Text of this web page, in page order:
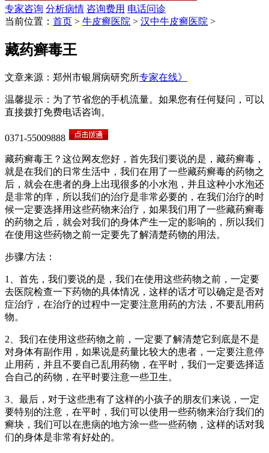
专家咨询 分析病情 咨询费用 电话问诊
当前位置： 首页 > 牛皮癣医院 > 汉中牛皮癣医院 >
藏药癣毒王
文章来源：郑州市银屑病研究所专家在线》
温馨提示：为了节省您的手机流量。如果您有任何疑问，可以
直接拨打免费电话咨询。
0371-55009888
藏药癣毒王？这位网友您好，首先我们要说的是，藏药癣毒，
就是在我们的日常生活中，我们在用了一些藏药癣毒的药物之
后，就会在患者的身上出现很多的小水泡，并且这种小水泡还
是非常的痒，所以我们的治疗是非常必要的，在我们治疗的时
候一定要选择用这些药物来治疗，如果我们用了一些藏药癣毒
的药物之后，就会对我们的身体产生一定的影响的，所以我们
在使用这些药物之前一定要先了解清楚药物的用法。
步骤/方法：
1、首先，我们要说的是，我们在使用这些药物之前，一定要
去医院检查一下药物的具体情况，这样的话才可以确定是否对
症治疗，在治疗的过程中一定要注意用药的方法，不要乱用药
物。
2、我们在使用这些药物之前，一定要了解清楚它到底是不是
对身体有副作用，如果说是药量比较大的患者，一定要注意停
止用药，并且不要自己乱用药物，在平时，我们一定要选择适
合自己的药物，在平时要注意一些卫生。
3、最后，对于这些患有了这样的小孩子的朋友们来说，一定
要特别的注意，在平时，我们可以使用一些药物来治疗我们的
癣块，我们可以在患病的地方涂一些一些药物，这样的话对我
们的身体是非常有好处的。